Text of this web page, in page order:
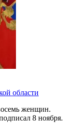
области
женщин.
8 ноября.